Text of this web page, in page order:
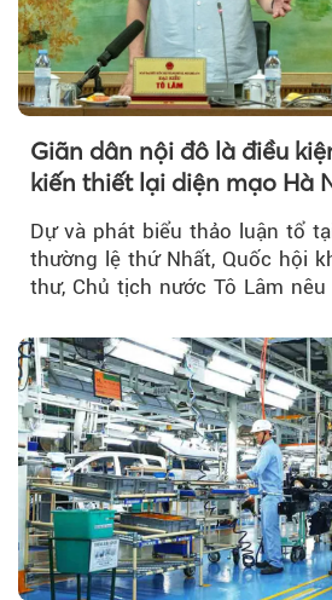
Giãn dân nội đô là điều
kiến thiết lại diện mạo Hà
Dự và phát biểu thảo luận tổ
thường lệ thứ Nhất, Quốc hội
thư, Chủ tịch nước Tô Lâm